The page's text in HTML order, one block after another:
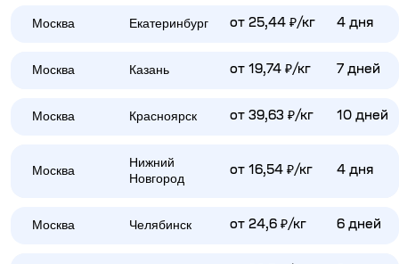
Москва Екатеринбург от 25,44 ₽/кг 4 дня
Москва Казань от 19,74 ₽/кг 7 дней
Москва Красноярск от 39,63 ₽/кг 10 дней
Москва
Нижний
Новгород
от 16,54 ₽/кг 4 дня
Москва Челябинск от 24,6 ₽/кг 6 дней